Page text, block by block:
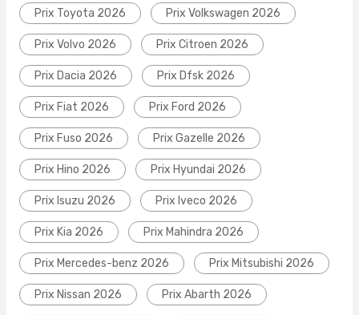
Prix Toyota 2026 Prix Volkswagen 2026
Prix Volvo 2026 Prix Citroen 2026
Prix Dacia 2026 Prix Dfsk 2026
Prix Fiat 2026 Prix Ford 2026
Prix Fuso 2026 Prix Gazelle 2026
Prix Hino 2026 Prix Hyundai 2026
Prix Isuzu 2026 Prix Iveco 2026
Prix Kia 2026 Prix Mahindra 2026
Prix Mercedes-benz 2026 Prix Mitsubishi 2026
Prix Nissan 2026 Prix Abarth 2026